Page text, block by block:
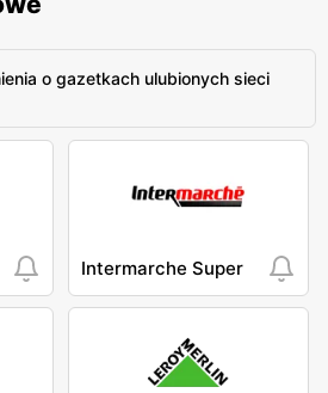
o gazetkach ulubionych sieci
Intermarche Super